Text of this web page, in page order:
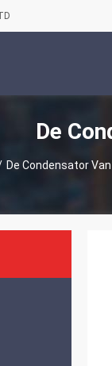
De
De Condensator